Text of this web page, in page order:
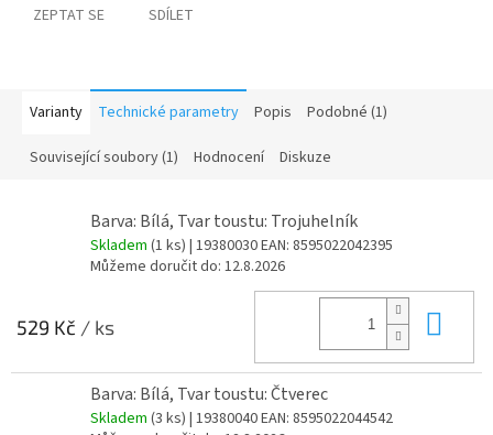
ZEPTAT SE SDÍLET
Varianty Technické parametry Popis Podobné (1)
Související soubory (1) Hodnocení Diskuze
Barva: Bílá, Tvar toustu: Trojuhelník
Skladem (1 ks) | 19380030EAN: 8595022042395
Můžeme doručit do: 12.8.2026
529 Kč / ks
Barva: Bílá, Tvar toustu: Čtverec
Skladem (3 ks) | 19380040EAN: 8595022044542